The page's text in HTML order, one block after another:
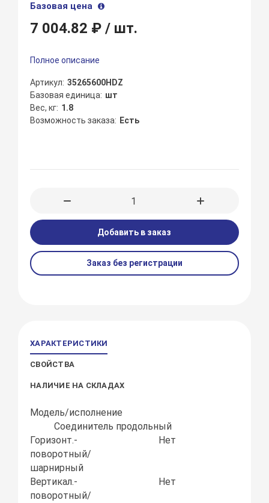
Базовая цена
7 004.82 ₽/ шт.
Полное описание
Артикул 35265600HDZ
Базовая единица шт
Вес, кг 1.8
Возможность заказа
Есть
Добавить в заказ
Заказ без регистрации
ХАРАКТЕРИСТИКИ
СВОЙСТВА
НАЛИЧИЕ НА СКЛАДАХ
Модель/исполнение
Соединитель продольный
Горизонт.-
поворотный/
шарнирный
Нет
Вертикал.-
поворотный/
Нет